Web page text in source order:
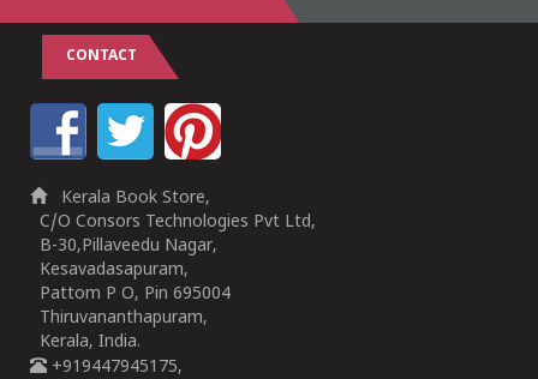
CONTACT
Kerala Book Store,
C/O Consors Technologies Pvt Ltd,
B-30,Pillaveedu Nagar,
Kesavadasapuram,
Pattom P O, Pin 695004
Thiruvananthapuram,
Kerala, India.
+919447945175,